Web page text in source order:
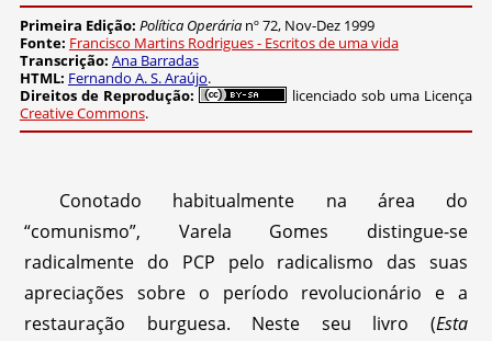
Primeira Edição: Política Operárianº 72, Nov-Dez 1999
Fonte: Francisco Martins Rodrigues - Escritos de uma vida
Transcrição: Ana Barradas
HTML: Fernando A. S. Araújo.
Direitos de Reprodução:
licenciado sob uma Licença
Creative Commons.
Conotado habitualmente na área do
“comunismo”, Varela Gomes distingue-se
radicalmente do PCP pelo radicalismo das suas
apreciações sobre o período revolucionário e a
restauração burguesa. Neste seu livro (Esta